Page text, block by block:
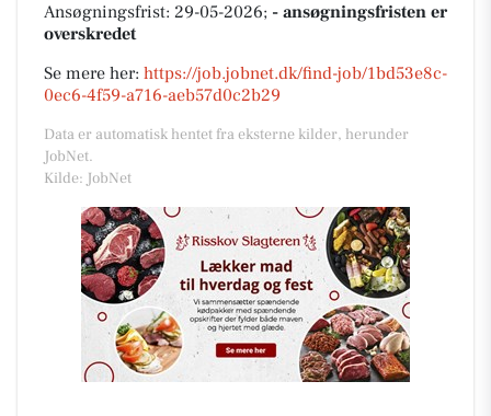
Ansøgningsfrist: 29-05-2026; - ansøgningsfristen er
overskredet
Se mere her: https://job.jobnet.dk/find-job/1bd53e8c-
0ec6-4f59-a716-aeb57d0c2b29
Data er automatisk hentet fra eksterne kilder, herunder
JobNet.
Kilde: JobNet